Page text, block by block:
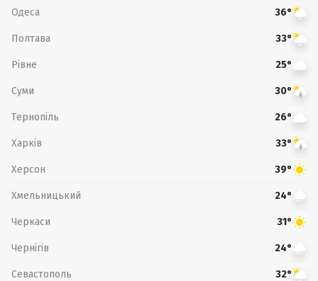
Одеса 36°
Полтава 33°
Рівне 25°
Суми 30°
Тернопіль 26°
Харків 33°
Херсон 39°
Хмельницький 24°
Черкаси 31°
Чернігів 24°
Севастополь 32°